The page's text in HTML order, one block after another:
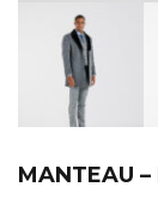
MANTEAU –